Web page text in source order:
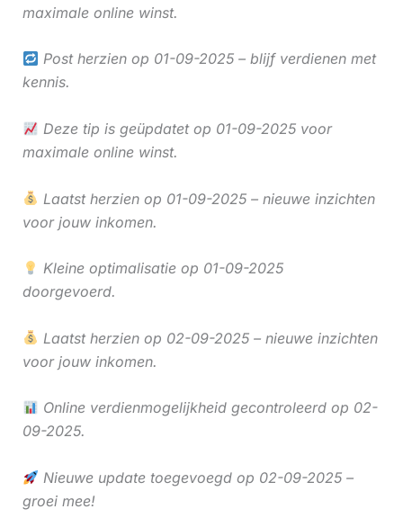
maximale online winst.
Post herzien op 01-09-2025 – blijf verdienen met
kennis.
Deze tip is geüpdatet op 01-09-2025 voor
maximale online winst.
Laatst herzien op 01-09-2025 – nieuwe inzichten
voor jouw inkomen.
Kleine optimalisatie op 01-09-2025
doorgevoerd.
Laatst herzien op 02-09-2025 – nieuwe inzichten
voor jouw inkomen.
Online verdienmogelijkheid gecontroleerd op 02-
09-2025.
Nieuwe update toegevoegd op 02-09-2025 –
groei mee!